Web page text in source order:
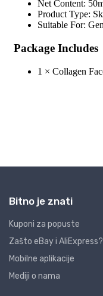
Bitno je znati
Kuponi za popuste
Zašto eBay i AliExpress?
Mobilne aplikacije
Mediji o nama